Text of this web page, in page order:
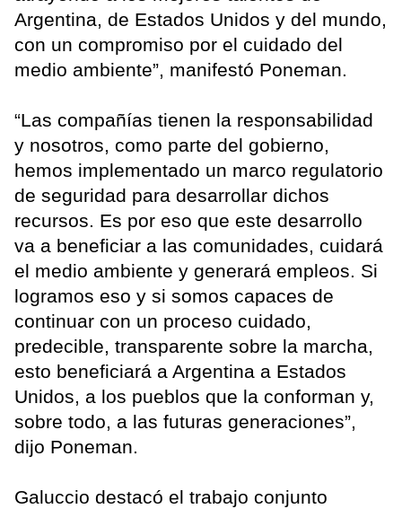
Argentina, de Estados Unidos y del mundo,
con un compromiso por el cuidado del
medio ambiente”, manifestó Poneman.
“Las compañías tienen la responsabilidad
y nosotros, como parte del gobierno,
hemos implementado un marco regulatorio
de seguridad para desarrollar dichos
recursos. Es por eso que este desarrollo
va a beneficiar a las comunidades, cuidará
el medio ambiente y generará empleos. Si
logramos eso y si somos capaces de
continuar con un proceso cuidado,
predecible, transparente sobre la marcha,
esto beneficiará a Argentina a Estados
Unidos, a los pueblos que la conforman y,
sobre todo, a las futuras generaciones”,
dijo Poneman.
Galuccio destacó el trabajo conjunto